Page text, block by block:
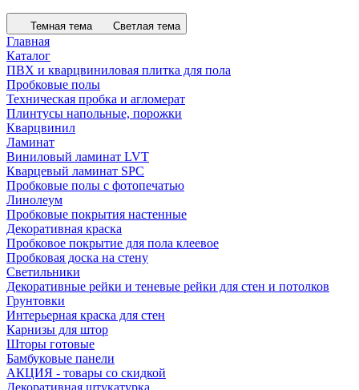
Темная тема Светлая тема
Главная
Каталог
ПВХ и кварцвиниловая плитка для пола
Пробковые полы
Техническая пробка и агломерат
Плинтусы напольные, порожки
Кварцвинил
Ламинат
Виниловый ламинат LVT
Кварцевый ламинат SPC
Пробковые полы с фотопечатью
Линолеум
Пробковые покрытия настенные
Декоративная краска
Пробковое покрытие для пола клеевое
Пробковая доска на стену
Светильники
Декоративные рейки и теневые рейки для стен и потолков
Грунтовки
Интерьерная краска для стен
Карнизы для штор
Шторы готовые
Бамбуковые панели
АКЦИЯ - товары со скидкой
Декоративная штукатурка